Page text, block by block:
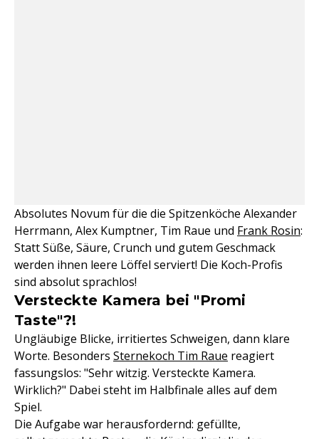
Absolutes Novum für die die Spitzenköche Alexander
Herrmann, Alex Kumptner, Tim Raue und Frank Rosin:
Statt Süße, Säure, Crunch und gutem Geschmack
werden ihnen leere Löffel serviert! Die Koch-Profis
sind absolut sprachlos!
Versteckte Kamera bei "Promi
Taste"?!
Ungläubige Blicke, irritiertes Schweigen, dann klare
Worte. Besonders Sternekoch Tim Raue reagiert
fassungslos: "Sehr witzig. Versteckte Kamera.
Wirklich?" Dabei steht im Halbfinale alles auf dem
Spiel.
Die Aufgabe war herausfordernd: gefüllte,